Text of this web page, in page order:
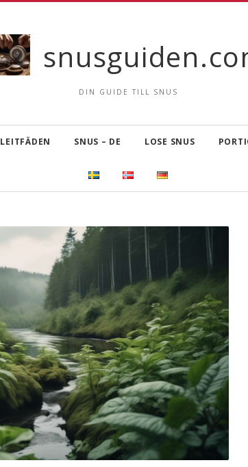
DIN GUIDE TILL SNUS
LEITFÄDEN SNUS – DE LOSE SNUS